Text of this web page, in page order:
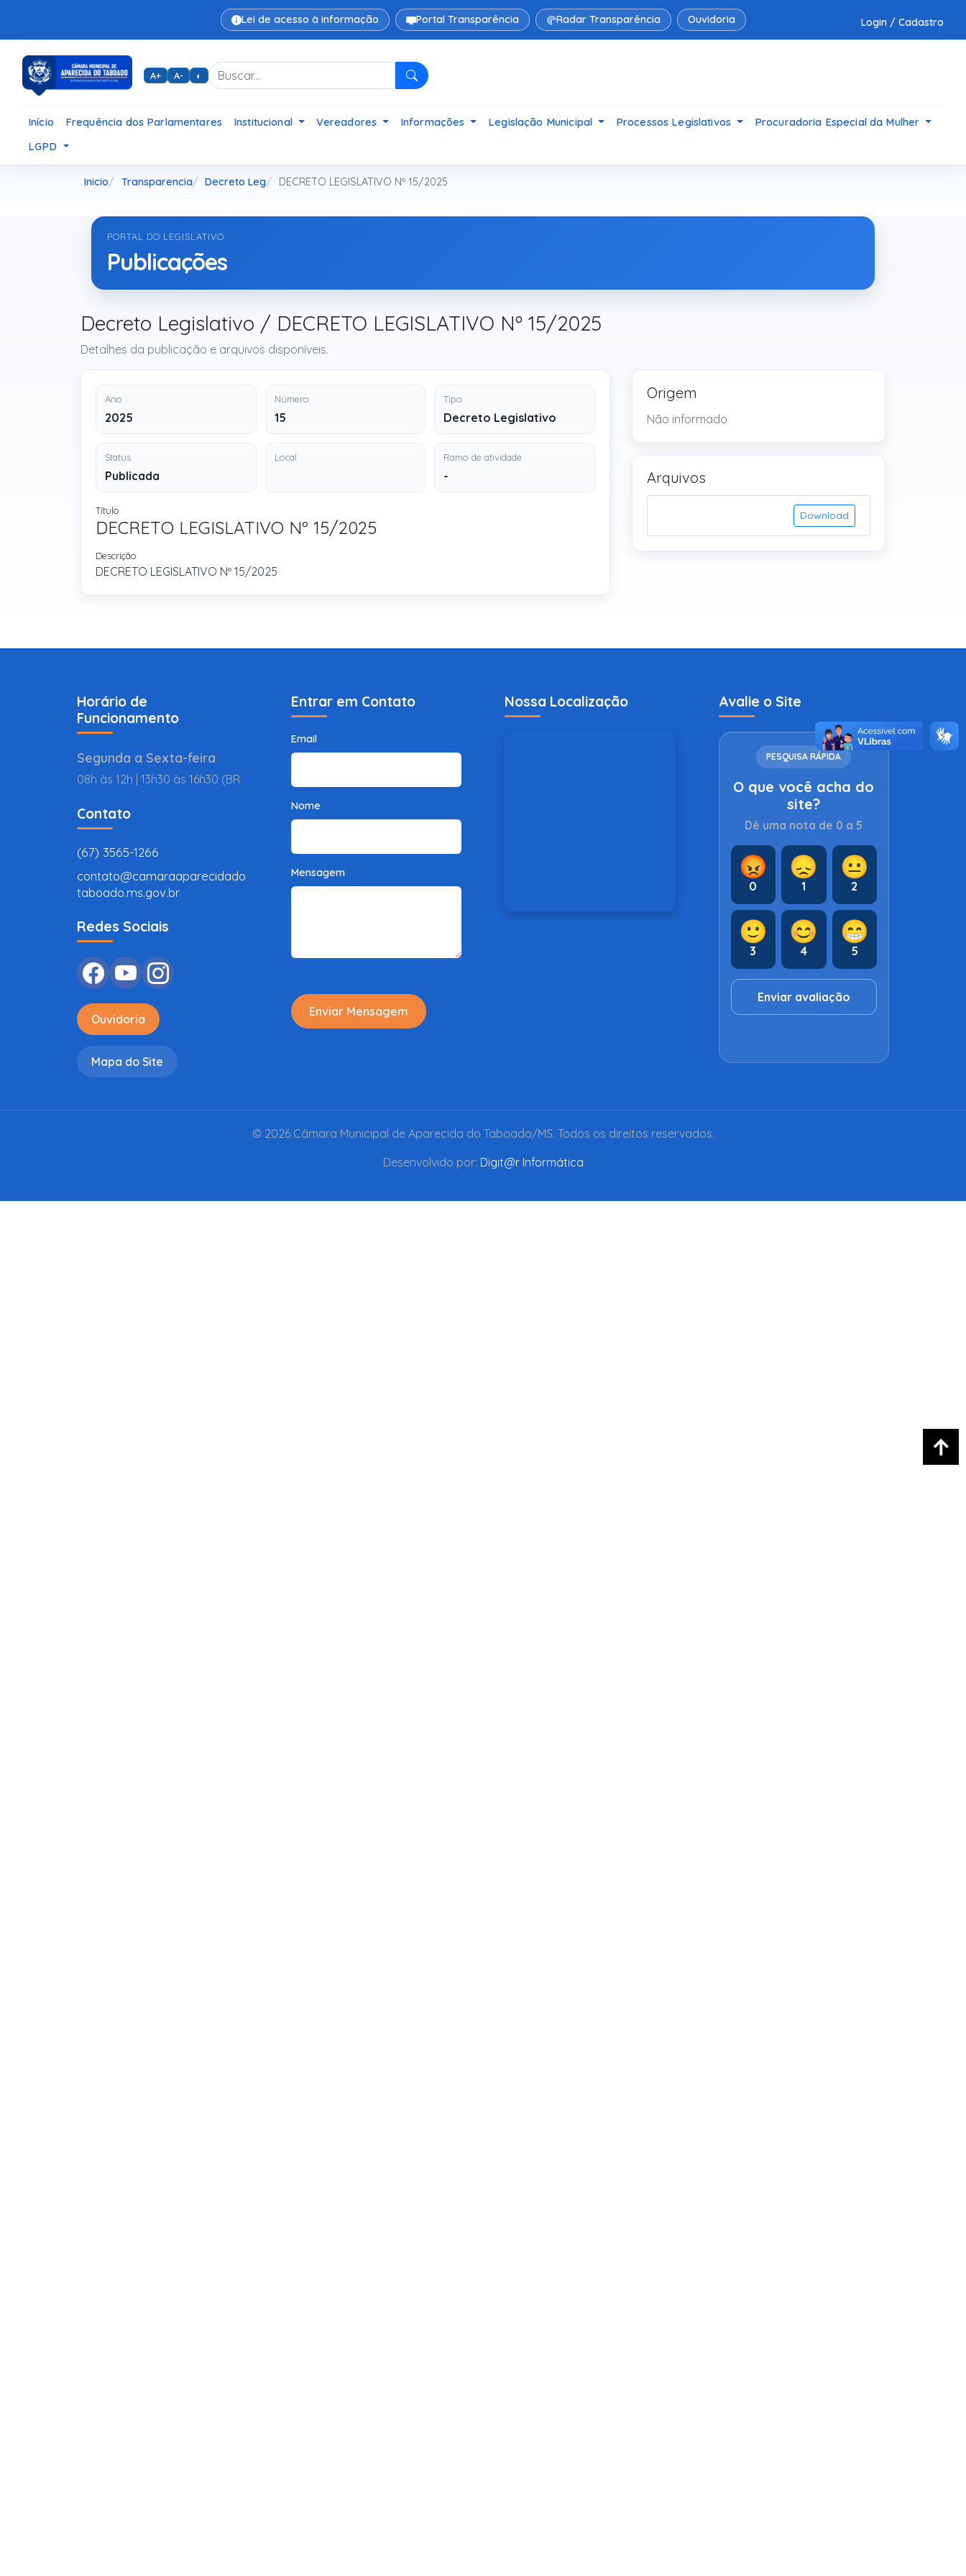
Lei de acesso à informação Portal Transparência Radar Transparência Ouvidoria Login / Cadastro
A+ A- ◐
Pesquisar
Início Frequência dos Parlamentares Institucional Vereadores Informações Legislação Municipal Processos Legislativos
Procuradoria Especial da Mulher
LGPD
Inicio Transparencia Decreto Leg DECRETO LEGISLATIVO Nº 15/2025
PORTAL DO LEGISLATIVO
Publicações
Decreto Legislativo / DECRETO LEGISLATIVO Nº 15/2025
Detalhes da publicação e arquivos disponíveis.
Ano
2025
Número
15
Tipo
Decreto Legislativo
Status
Publicada
Local Ramo de atividade
-
Título
DECRETO LEGISLATIVO Nº 15/2025
Descrição
DECRETO LEGISLATIVO Nº 15/2025
Origem
Não informado
Arquivos
Download
Horário de
Funcionamento
Segunda a Sexta-feira
08h às 12h | 13h30 às 16h30 (BR
Contato
(67) 3565-1266
contato@camaraaparecidado
taboado.ms.gov.br
Redes Sociais
Ouvidoria
Mapa do Site
Entrar em Contato
Email
Nome
Mensagem
Enviar Mensagem
Nossa Localização Avalie o Site
PESQUISA RÁPIDA
O que você acha do
site?
Dê uma nota de 0 a 5
😡
0
😞
1
😐
2
🙂
3
😊
4
😁
5
Enviar avaliação
© 2026 Câmara Municipal de Aparecida do Taboado/MS. Todos os direitos reservados.
Desenvolvido por: Digit@r Informática